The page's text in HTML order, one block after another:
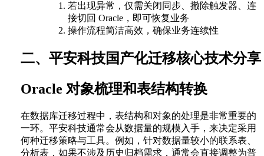
若出现异常，仅需关闭同步、撤除触发器、连
接切回 Oracle，即可恢复业务
操作流程简洁高效，确保业务连续性
二、平安科技国产化迁移核心技术分享
Oracle 对象梳理和表结构转换
在数据库迁移过程中，表结构和对象的处理是非常重要的
一环。平安科技通常会从数据量的规模入手，来决定采用
何种迁移策略与工具。例如，针对数据量较小的联系表、
分析表，如果不涉及历史归档需求，通常会直接调整为普